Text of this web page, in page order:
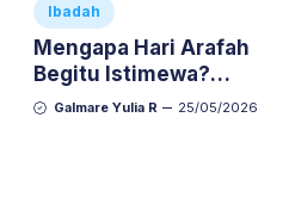
Ibadah
Mengapa Hari Arafah
Begitu Istimewa?
Simak 5 Kemuliaan
Galmare Yulia R 25/05/2026